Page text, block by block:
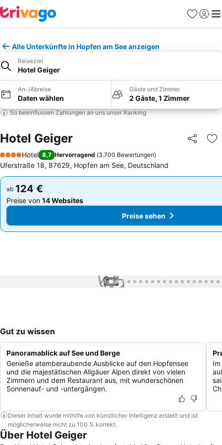
Favoriten
Alle Unterkünfte in Hopfen am See anzeigen
Reiseziel
Hotel Geiger
An-/Abreise
Daten wählen
Gäste und Zimmer
2 Gäste, 1 Zimmer
So beeinflussen Zahlungen an uns unser Ranking
Hotel Geiger Teilen
4 Sterne
Hotel 8,7 Hervorragend (3.700 Bewertungen)
Uferstraße 18, 87629, Hopfen am See, Deutschland
ab 124 €
Preise von 14 Websites
Preise sehen
ab 124 €
Preise von 14 Websites
Preise sehen
1 / 56
Gut zu wissen
Panoramablick auf See und Berge
Genieße atemberaubende Ausblicke auf den Hopfensee
und die majestätischen Allgäuer Alpen direkt von vielen
Zimmern und dem Restaurant aus, mit wunderschönen
Sonnenauf- und -untergängen.
Dieser Inhalt wurde mithilfe von künstlicher Intelligenz erstellt und ist
möglicherweise nicht zu 100 % korrekt.
Über Hotel Geiger